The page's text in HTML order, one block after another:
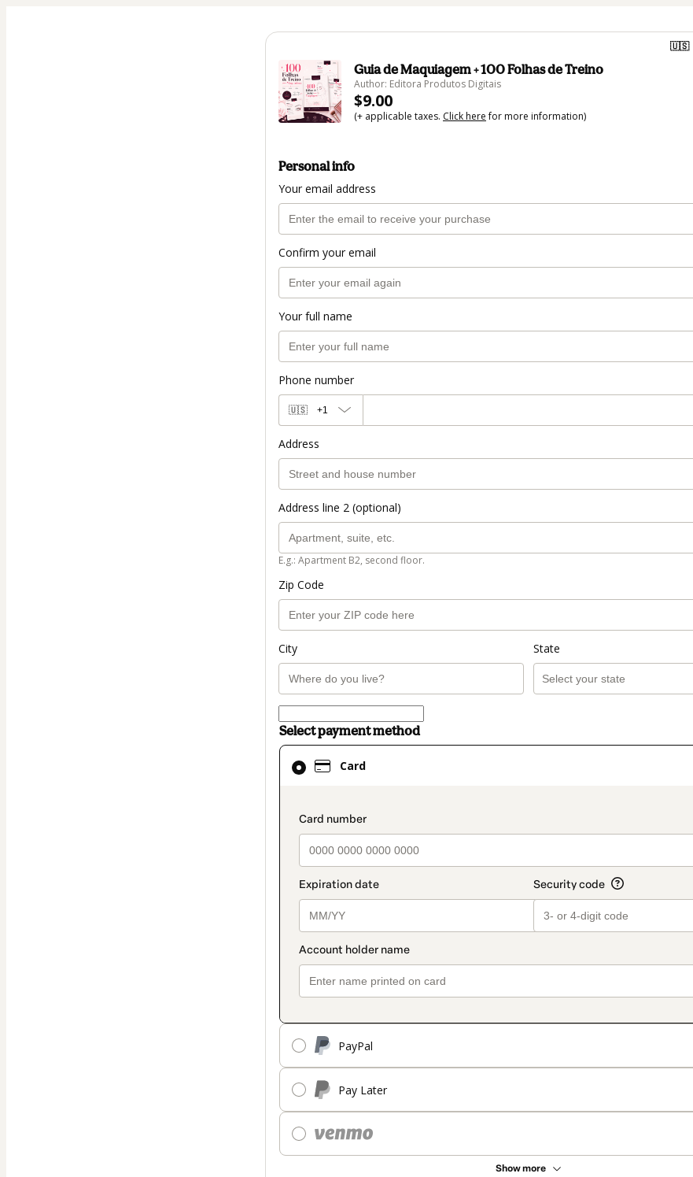
🇺🇸
Guia de Maquiagem + 100 Folhas de Treino
Author: Editora Produtos Digitais
$9.00
(+ applicable taxes. Click herefor more information)
Personal info
Your email address
Confirm your email
Your full name
Phone number
🇺🇸 +1
Address
Address line 2 (optional)
E.g.: Apartment B2, second floor.
Zip Code
City State
Select payment method
Card
payment_data.section_title_v2
PayPal
Pay Later
Show more
Card
selected
method